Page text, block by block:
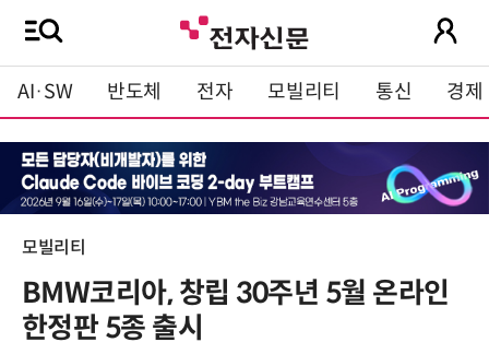
AI·SW 반도체 전자 모빌리티 통신 경제
모빌리티
BMW코리아, 창립 30주년 5월 온라인
한정판 5종 출시